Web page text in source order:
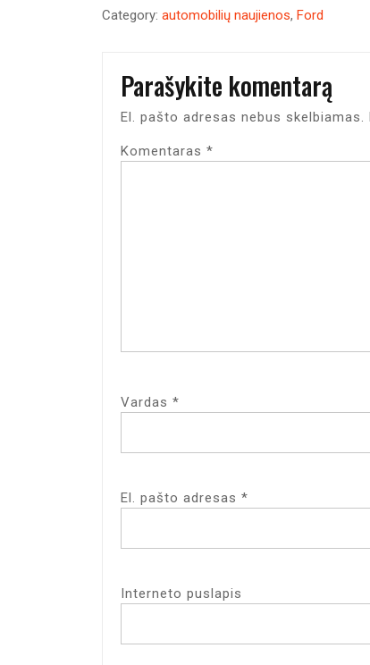
Category: automobilių naujienos, Ford
Parašykite komentarą
El. pašto adresas nebus skelbiamas.
Komentaras *
Vardas *
El. pašto adresas *
Interneto puslapis